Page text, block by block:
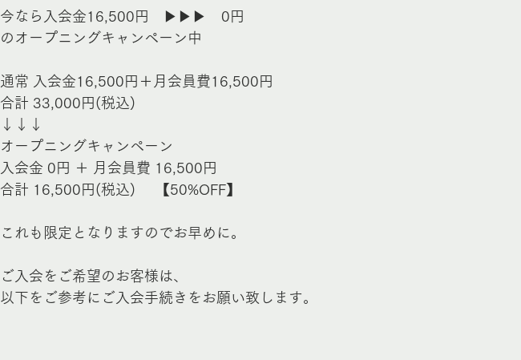
今なら入会金16,500円　▶︎▶︎▶︎　0円
のオープニングキャンペーン中
通常 入会金16,500円＋月会員費16,500円
合計 33,000円(税込)
↓↓↓
オープニングキャンペーン
入会金 0円 ＋ 月会員費 16,500円
合計 16,500円(税込)     【50%OFF】
これも限定となりますのでお早めに。
ご入会をご希望のお客様は、
以下をご参考にご入会手続きをお願い致します。